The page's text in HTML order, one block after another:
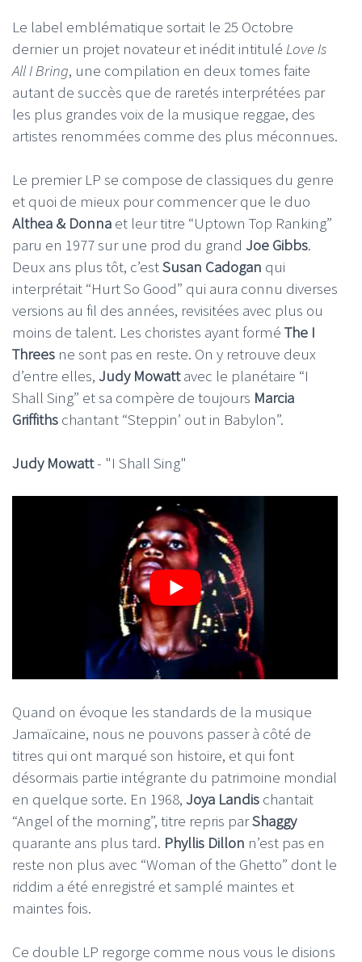
Le label emblématique sortait le 25 Octobre
dernier un projet novateur et inédit intitulé Love Is
All I Bring, une compilation en deux tomes faite
autant de succès que de raretés interprétées par
les plus grandes voix de la musique reggae, des
artistes renommées comme des plus méconnues.
Le premier LP se compose de classiques du genre
et quoi de mieux pour commencer que le duo
Althea & Donna et leur titre “Uptown Top Ranking”
paru en 1977 sur une prod du grand Joe Gibbs.
Deux ans plus tôt, c’estSusan Cadogan qui
interprétait “Hurt So Good” qui aura connu diverses
versions au fil des années, revisitées avec plus ou
moins de talent. Les choristes ayant formé The I
Threes ne sont pas en reste. On y retrouve deux
d’entre elles, Judy Mowattavec le planétaire “I
Shall Sing” et sa compère de toujours Marcia
Griffiths chantant “Steppin’ out in Babylon”.
Judy Mowatt- "I Shall Sing"
Quand on évoque les standards de la musique
Jamaïcaine, nous ne pouvons passer à côté de
titres qui ont marqué son histoire, et qui font
désormais partie intégrante du patrimoine mondial
en quelque sorte. En 1968, Joya Landis chantait
“Angel of the morning”, titre repris parShaggy
quarante ans plus tard. Phyllis Dillon n’est pas en
reste non plus avec “Woman of the Ghetto” dont le
riddim a été enregistré et samplé maintes et
maintes fois.
Ce double LP regorge comme nous vous le disions